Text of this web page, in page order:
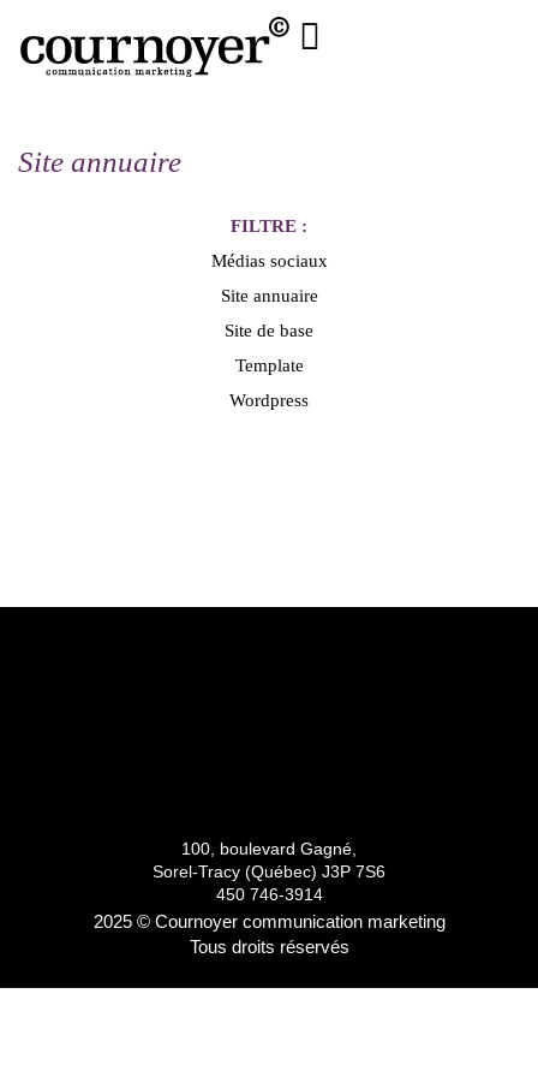
Site annuaire
FILTRE :
Médias sociaux
Site annuaire
Site de base
Template
Wordpress
100, boulevard Gagné,
Sorel-Tracy (Québec) J3P 7S6
450 746-3914
2025 © Cournoyer communication marketing
Tous droits réservés